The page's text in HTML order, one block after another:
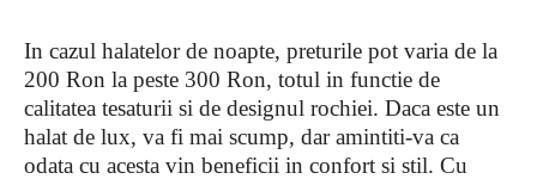
In cazul halatelor de noapte, preturile pot varia de la
200 Ron la peste 300 Ron, totul in functie de
calitatea tesaturii si de designul rochiei. Daca este un
halat de lux, va fi mai scump, dar amintiti-va ca
odata cu acesta vin beneficii in confort si stil. Cu